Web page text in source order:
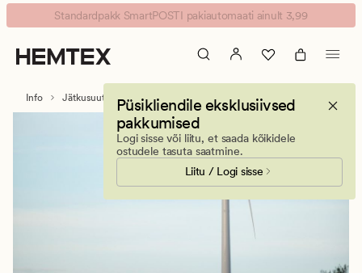
Keskkonnamõjud
Jätkusuutlik
areng
Hemtex
Animated
banner.
Press
ESCAPE
pause.
Standardpakk SmartPOSTI pakiautomaati ainult 3,99
Püsikliendile eksklusiivsed
pakkumised
Logi sisse või liitu, et saada kõikidele
ostudele tasuta saatmine.
Liitu / Logi sisse
Info Jätkusuutlik areng Keskkonnameetmed